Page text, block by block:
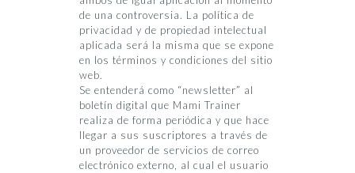
de una controversia. La política de
privacidad y de propiedad intelectual
aplicada será la misma que se expone
en los términos y condiciones del sitio
web.
Se entenderá como “newsletter” al
boletín digital que Mami Trainer
realiza de forma periódica y que hace
llegar a sus suscriptores a través de
un proveedor de servicios de correo
electrónico externo, al cual el usuario